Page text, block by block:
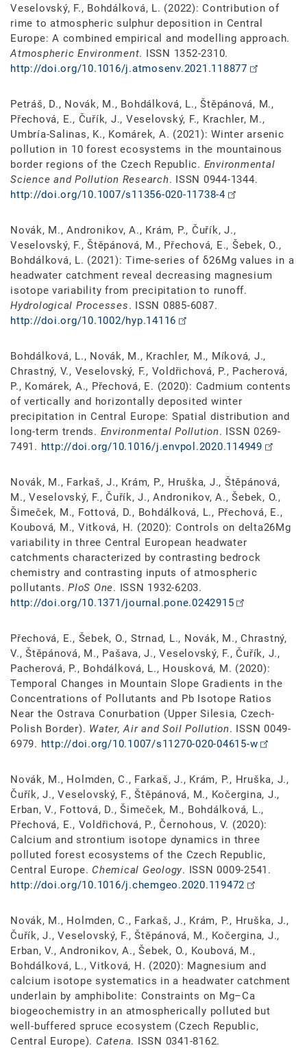
Veselovský, F., Bohdálková, L. (2022): Contribution of
rime to atmospheric sulphur deposition in Central
Europe: A combined empirical and modelling approach.
Atmospheric Environment. ISSN 1352-2310.
http://doi.org/10.1016/j.atmosenv.2021.118877
Petráš, D., Novák, M., Bohdálková, L., Štěpánová, M.,
Přechová, E., Čuřík, J., Veselovský, F., Krachler, M.,
Umbría-Salinas, K., Komárek, A. (2021): Winter arsenic
pollution in 10 forest ecosystems in the mountainous
border regions of the Czech Republic. Environmental
Science and Pollution Research. ISSN 0944-1344.
http://doi.org/10.1007/s11356-020-11738-4
Novák, M., Andronikov, A., Krám, P., Čuřík, J.,
Veselovský, F., Štěpánová, M., Přechová, E., Šebek, O.,
Bohdálková, L. (2021): Time-series of δ26Mg values in a
headwater catchment reveal decreasing magnesium
isotope variability from precipitation to runoff.
Hydrological Processes. ISSN 0885-6087.
http://doi.org/10.1002/hyp.14116
Bohdálková, L., Novák, M., Krachler, M., Míková, J.,
Chrastný, V., Veselovský, F., Voldřichová, P., Pacherová,
P., Komárek, A., Přechová, E. (2020): Cadmium contents
of vertically and horizontally deposited winter
precipitation in Central Europe: Spatial distribution and
long-term trends. Environmental Pollution. ISSN 0269-
7491. http://doi.org/10.1016/j.envpol.2020.114949
Novák, M., Farkaš, J., Krám, P., Hruška, J., Štěpánová,
M., Veselovský, F., Čuřík, J., Andronikov, A., Šebek, O.,
Šimeček, M., Fottová, D., Bohdálková, L., Přechová, E.,
Koubová, M., Vitková, H. (2020): Controls on delta26Mg
variability in three Central European headwater
catchments characterized by contrasting bedrock
chemistry and contrasting inputs of atmospheric
pollutants. PloS One. ISSN 1932-6203.
http://doi.org/10.1371/journal.pone.0242915
Přechová, E., Šebek, O., Strnad, L., Novák, M., Chrastný,
V., Štěpánová, M., Pašava, J., Veselovský, F., Čuřík, J.,
Pacherová, P., Bohdálková, L., Housková, M. (2020):
Temporal Changes in Mountain Slope Gradients in the
Concentrations of Pollutants and Pb Isotope Ratios
Near the Ostrava Conurbation (Upper Silesia, Czech-
Polish Border). Water, Air and Soil Pollution. ISSN 0049-
6979. http://doi.org/10.1007/s11270-020-04615-w
Novák, M., Holmden, C., Farkaš, J., Krám, P., Hruška, J.,
Čuřík, J., Veselovský, F., Štěpánová, M., Kočergina, J.,
Erban, V., Fottová, D., Šimeček, M., Bohdálková, L.,
Přechová, E., Voldřichová, P., Černohous, V. (2020):
Calcium and strontium isotope dynamics in three
polluted forest ecosystems of the Czech Republic,
Central Europe. Chemical Geology. ISSN 0009-2541.
http://doi.org/10.1016/j.chemgeo.2020.119472
Novák, M., Holmden, C., Farkaš, J., Krám, P., Hruška, J.,
Čuřík, J., Veselovský, F., Štěpánová, M., Kočergina, J.,
Erban, V., Andronikov, A., Šebek, O., Koubová, M.,
Bohdálková, L., Vitková, H. (2020): Magnesium and
calcium isotope systematics in a headwater catchment
underlain by amphibolite: Constraints on Mg–Ca
biogeochemistry in an atmospherically polluted but
well-buffered spruce ecosystem (Czech Republic,
Central Europe). Catena. ISSN 0341-8162.